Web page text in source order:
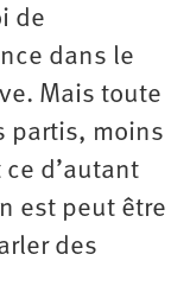
de
dans le
Mais toute
partis, moins
d’autant
est peut être
des